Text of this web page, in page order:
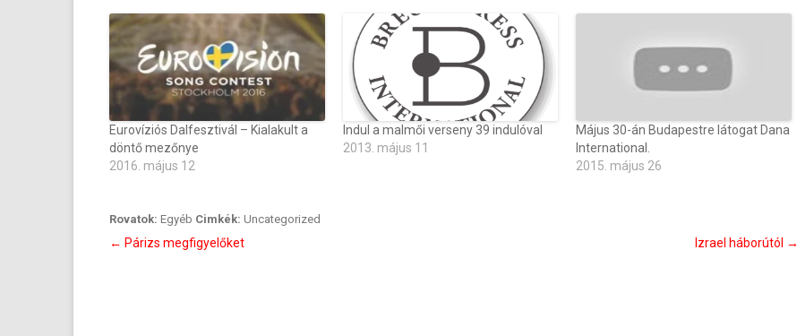
Eurovíziós Dalfesztivál – Kialakult a
döntő mezőnye
2016. május 12
Indul a malmői verseny 39 indulóval
2013. május 11
Május 30-án Budapestre látogat Dana
International.
2015. május 26
Rovatok: Egyéb Cimkék: Uncategorized
Bejegyzés
← Párizs megfigyelőket Izrael háborútól →